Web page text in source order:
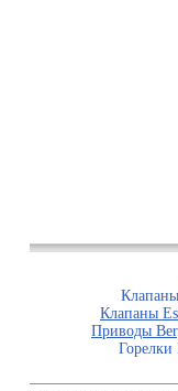
Клапаны
Приводы